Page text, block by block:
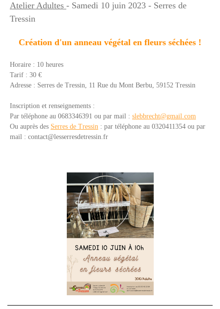
Atelier Adultes - Samedi 10 juin 2023 - Serres de
Tressin
Création d'un anneau végétal en fleurs séchées !
Horaire : 10 heures
Tarif : 30 €
Adresse : Serres de Tressin, 11 Rue du Mont Berbu, 59152 Tressin
Inscription et renseignements :
Par téléphone au 0683346391 ou par mail : slebbrecht@gmail.com
Ou auprès des Serres de Tressin : par téléphone au 0320411354 ou par
mail : contact@lesserresdetressin.fr